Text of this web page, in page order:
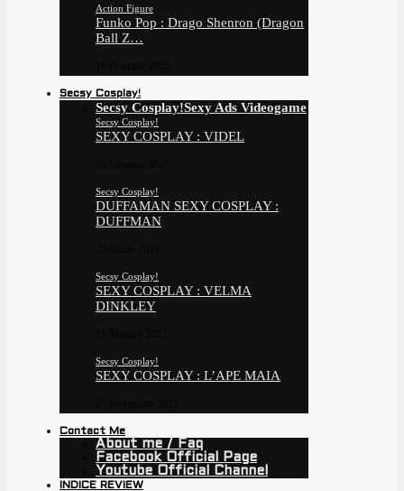
Action Figure
Funko Pop : Drago Shenron (Dragon
Ball Z…
Secsy Cosplay!
Secsy Cosplay!Sexy Ads Videogame
Secsy Cosplay!
SEXY COSPLAY : VIDEL
Secsy Cosplay!
DUFFAMAN SEXY COSPLAY :
DUFFMAN
Secsy Cosplay!
SEXY COSPLAY : VELMA
DINKLEY
Secsy Cosplay!
SEXY COSPLAY : L’APE MAIA
Contact Me
About me / Faq
Facebook Official Page
Youtube Official Channel
INDICE REVIEW